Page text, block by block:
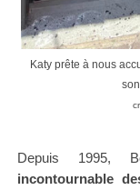
Katy prête à nous
Depuis 1995,
incontournable